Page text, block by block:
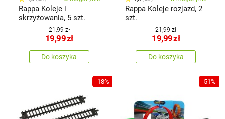
Rappa Koleje i
skrzyżowania, 5 szt.
21,99 zł
19,99zł
Do koszyka
Rappa Koleje rozjazd, 2
szt.
21,99 zł
19,99zł
Do koszyka
-18% -51%